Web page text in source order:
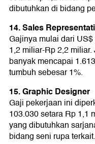
dibutuhkan di bidang
14. Sales
Gajinya mulai dari
1,2 miliar-Rp 2,2
banyak mencapai
tumbuh sebesar 1%.
15. Graphic Designer
Gaji pekerjaan ini
103.030 setara Rp 1,1
yang dibutuhkan
bidang seni rupa terkait.